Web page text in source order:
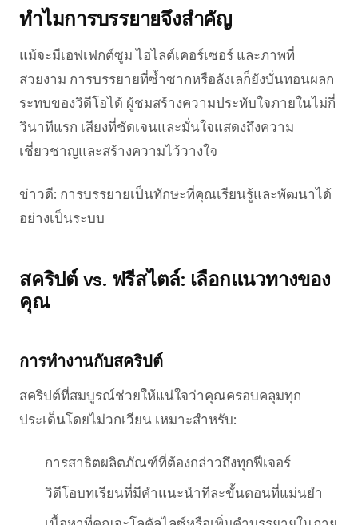
ทำไมการบรรยายจึงสำคัญ
แม้จะมีเอฟเฟกต์ซูม ไฮไลต์เคอร์เซอร์ และภาพที่
สวยงาม การบรรยายที่ซ้ำซากหรือลังเลก็ยังบั่นทอนผลก
ระทบของวิดีโอได้ ผู้ชมสร้างความประทับใจภายในไม่กี่
วินาทีแรก เสียงที่ชัดเจนและมั่นใจแสดงถึงความ
เชี่ยวชาญและสร้างความไว้วางใจ
ข่าวดี: การบรรยายเป็นทักษะที่คุณเรียนรู้และพัฒนาได้
อย่างเป็นระบบ
สคริปต์ vs. ฟรีสไตล์: เลือกแนวทางของ
คุณ
การทำงานกับสคริปต์
สคริปต์ที่สมบูรณ์ช่วยให้แน่ใจว่าคุณครอบคลุมทุก
ประเด็นโดยไม่วกเวียน เหมาะสำหรับ:
การสาธิตผลิตภัณฑ์ที่ต้องกล่าวถึงทุกฟีเจอร์
วิดีโอบทเรียนที่มีคำแนะนำทีละขั้นตอนที่แม่นยำ